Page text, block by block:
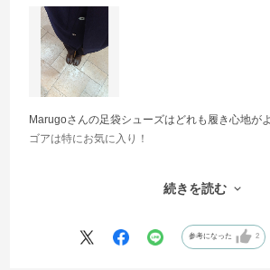
Marugoさんの足袋シューズはどれも履き心地が
ゴアは特にお気に入り！
レザーがやわらかく、履いたその日からどんどん
いつも丁寧に届けて頂き、ありがとうございます
続きを読む
参考になった 2